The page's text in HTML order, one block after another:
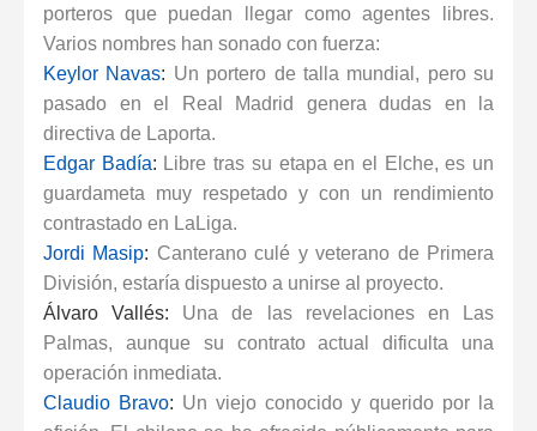
porteros que puedan llegar como agentes libres.
Varios nombres han sonado con fuerza:
Keylor Navas: Un portero de talla mundial, pero su
pasado en el
Real Madrid
genera dudas en la
directiva de Laporta.
Edgar Badía: Libre tras su etapa en el Elche, es un
guardameta muy respetado y con un rendimiento
contrastado en LaLiga.
Jordi Masip: Canterano culé y veterano de Primera
División, estaría dispuesto a unirse al proyecto.
Álvaro Vallés: Una de las revelaciones en
Las
Palmas, aunque su contrato actual dificulta una
operación inmediata.
Claudio Bravo: Un viejo conocido y querido por la